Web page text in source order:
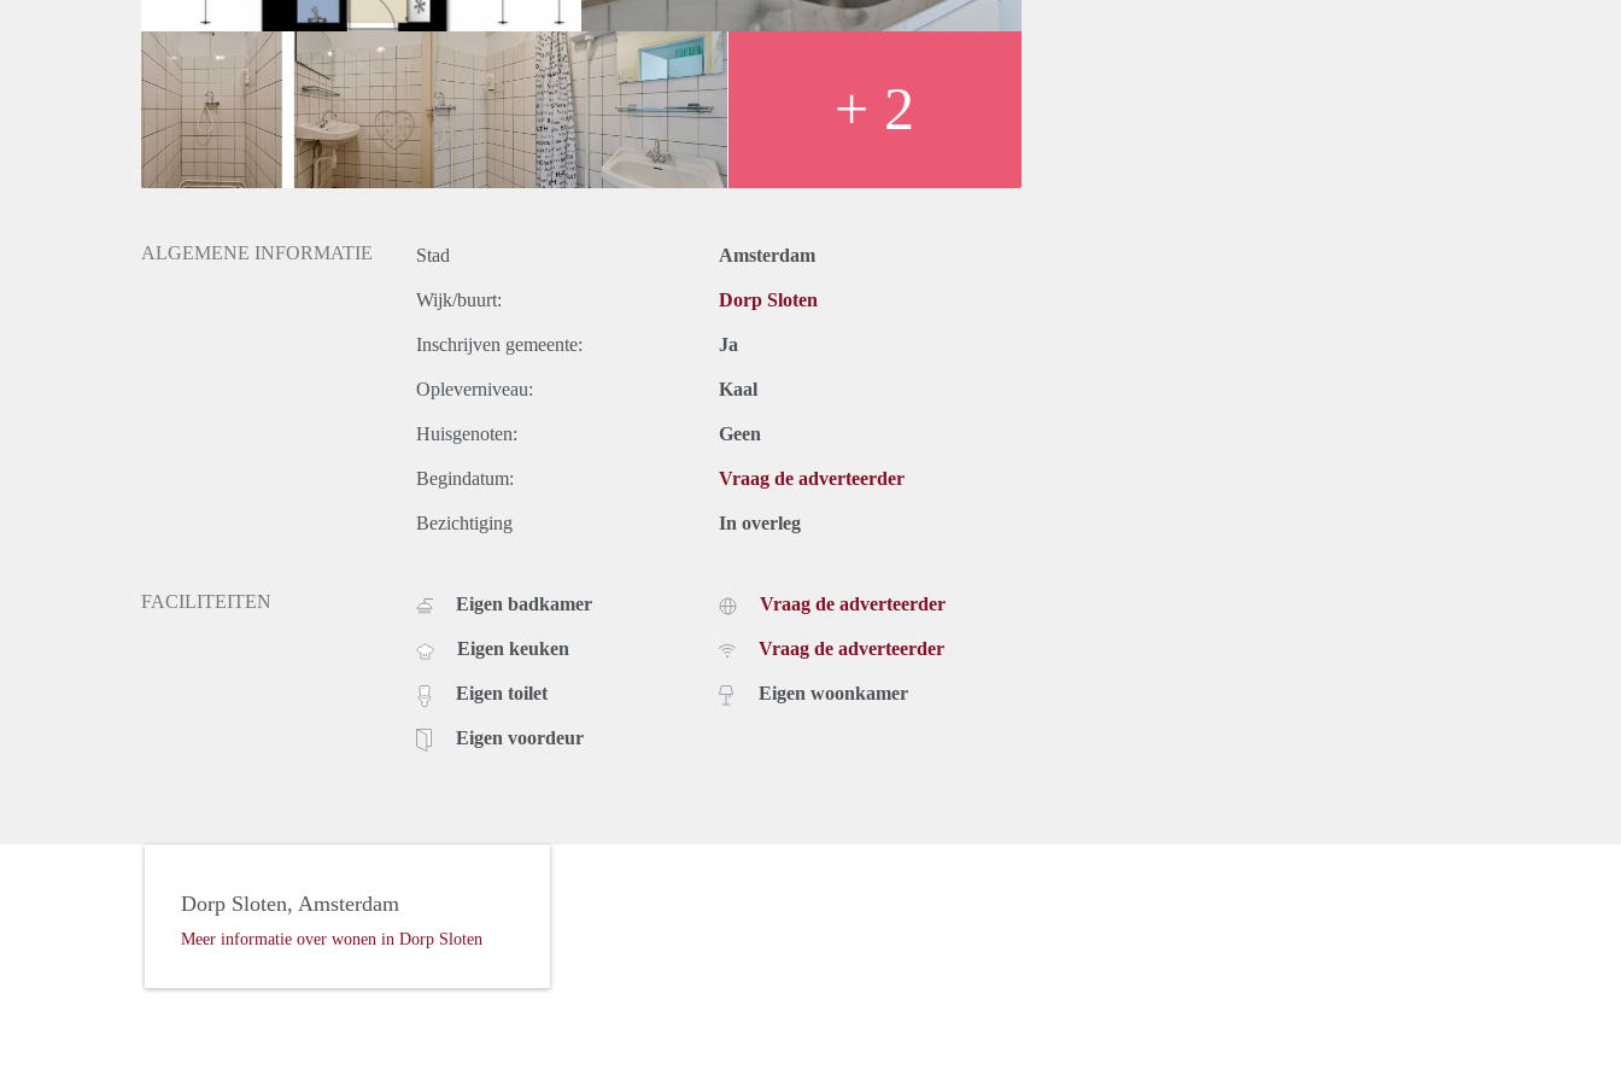
+ 2
ALGEMENE INFORMATIE Stad Amsterdam
Wijk/buurt: Dorp Sloten
Inschrijven gemeente: Ja
Opleverniveau: Kaal
Huisgenoten: Geen
Begindatum: Vraag de adverteerder
Bezichtiging In overleg
FACILITEITEN Eigen badkamer
Eigen keuken
Eigen toilet
Eigen voordeur
Vraag de adverteerder
Vraag de adverteerder
Eigen woonkamer
Dorp Sloten, Amsterdam
Meer informatie over wonen in Dorp Sloten